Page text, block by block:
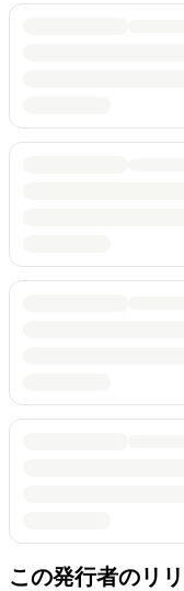
この発行者のリ